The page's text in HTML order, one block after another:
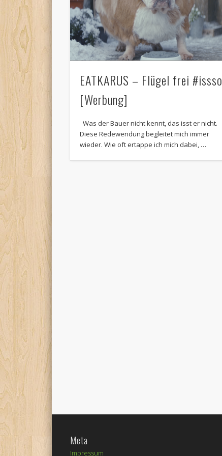
EATKARUS – Flügel frei #issso
[Werbung]
Was der Bauer nicht kennt, das isst er nicht.
Diese Redewendung begleitet mich immer
wieder. Wie oft ertappe ich mich dabei, …
Meta
Impressum